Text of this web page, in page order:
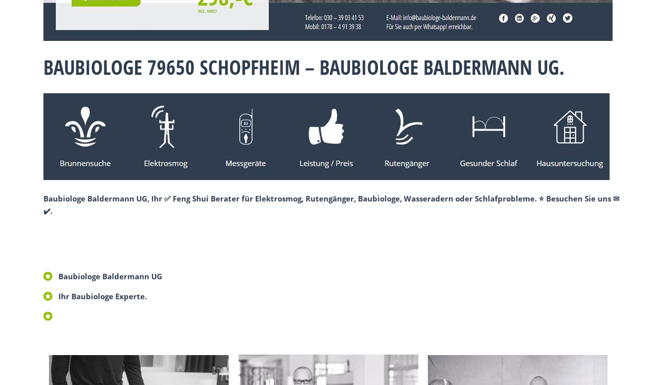
BAUBIOLOGE 79650 SCHOPFHEIM – BAUBIOLOGE BALDERMANN UG.
Baubiologe Baldermann UG, Ihr ✅ Feng Shui Berater für Elektrosmog, Rutengänger, Baubiologe, Wasseradern oder Schlafprobleme. ⭐ Besuchen Sie uns ✉
✔️.
Baubiologe Baldermann UG
Ihr Baubiologe Experte.